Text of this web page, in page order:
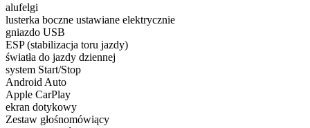
alufelgi
lusterka boczne ustawiane elektrycznie
gniazdo USB
ESP (stabilizacja toru jazdy)
światła do jazdy dziennej
system Start/Stop
Android Auto
Apple CarPlay
ekran dotykowy
Zestaw głośnomówiący